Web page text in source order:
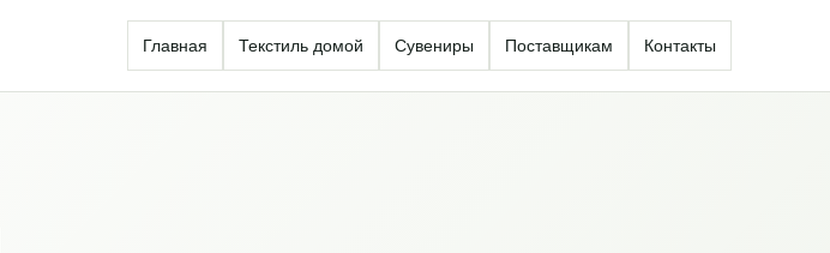
Главная Текстиль домой Сувениры Поставщикам Контакты